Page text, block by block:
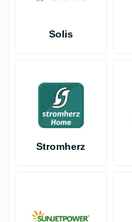
Solis
Stromherz